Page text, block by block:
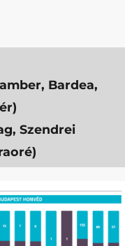
Bardea,
Szendrei